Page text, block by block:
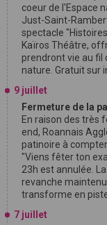
coeur de l'Espace
Just-Saint-
spectacle
Kaïros Théâtre,
prendront vie au fil
nature. Gratuit sur
9 juillet
Fermeture de la
En raison des très
end, Roannais
patinoire à
"Viens fêter ton
23h est annulée.
revanche
transforme en
7 juillet